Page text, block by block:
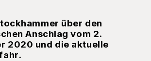
über den
Anschlag vom 2.
2020 und die aktuelle